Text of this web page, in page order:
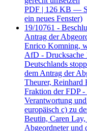
PDF | 126 KB —
ein neues Fenster)
19/10761 -
Antrag der
Enrico Komning,
AfD - Drucksache
Deutschlands
dem Antrag der
Theurer, Reinhard
Fraktion der FDP
Verantwortung
europäisch c) zu
Beutin, Caren
Abgeordneter